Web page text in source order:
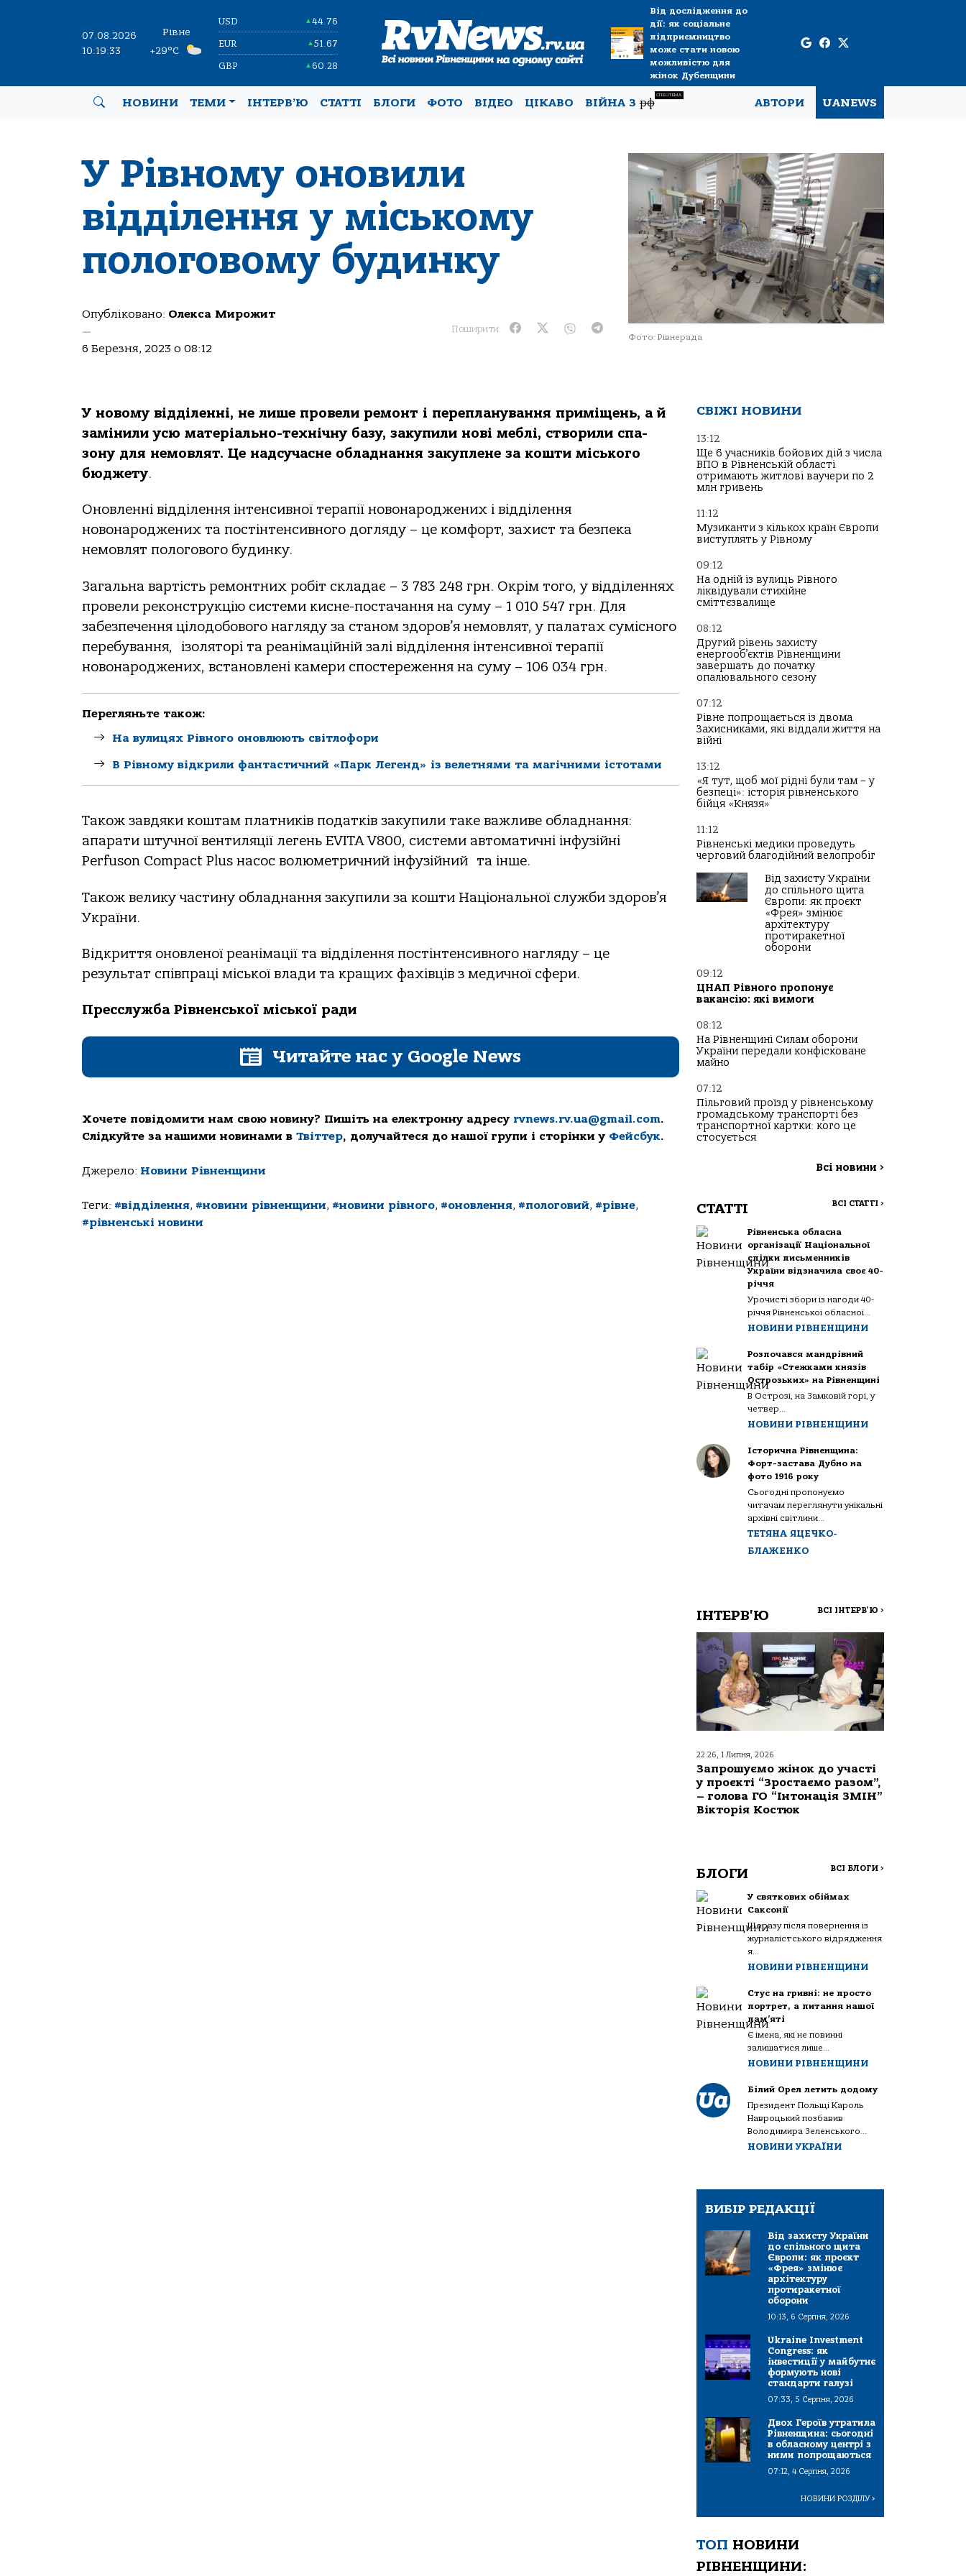
07.08.2026
10:19:33
Рівне
+29°C
USD ▲44.76
EUR ▲51.67
GBP ▲60.28
Від дослідження до
дії: як соціальне
підприємництво
може стати новою
можливістю для
жінок Дубенщини
НОВИНИ ТЕМИ ІНТЕРВ’Ю СТАТТІ БЛОГИ ФОТО ВІДЕО ЦІКАВО ВІЙНА Зрф
СПЕЦТЕМА
АВТОРИ UANEWS
У Рівному оновили
відділення у міському
пологовому будинку
Опубліковано: Олекса Мирожит
—
6 Березня, 2023 о 08:12
Поширити:
Фото: Рівнерада
У новому відділенні, не лише провели ремонт і перепланування приміщень, а й
замінили усю матеріально-технічну базу, закупили нові меблі, створили спа-
зону для немовлят. Це надсучасне обладнання закуплене за кошти міського
бюджету.
Оновленні відділення інтенсивної терапії новонароджених і відділення
новонароджених та постінтенсивного догляду – це комфорт, захист та безпека
немовлят пологового будинку.
Загальна вартість ремонтних робіт складає – 3 783 248 грн. Окрім того, у відділеннях
провели реконструкцію системи кисне-постачання на суму – 1 010 547 грн. Для
забезпечення цілодобового нагляду за станом здоров’я немовлят, у палатах сумісного
перебування, ізоляторі та реанімаційній залі відділення інтенсивної терапії
новонароджених, встановлені камери спостереження на суму – 106 034 грн.
Перегляньте також:
На вулицях Рівного оновлюють світлофори
В Рівному відкрили фантастичний «Парк Легенд» із велетнями та магічними істотами
Також завдяки коштам платників податків закупили таке важливе обладнання:
апарати штучної вентиляції легень EVITA V800, системи автоматичні інфузійні
Perfuson Compact Plus насос волюметричний інфузійний та інше.
Також велику частину обладнання закупили за кошти Національної служби здоров’я
України.
Відкриття оновленої реанімації та відділення постінтенсивного нагляду – це
результат співпраці міської влади та кращих фахівців з медичної сфери.
Пресслужба Рівненської міської ради
Читайте нас у Google News
Хочете повідомити нам свою новину? Пишіть на електронну адресу rvnews.rv.ua@gmail.com.
Слідкуйте за нашими новинами в Твіттер, долучайтеся до нашої групи і сторінки у Фейсбук.
Джерело: Новини Рівненщини
Теги: #відділення, #новини рівненщини, #новини рівного, #оновлення, #пологовий, #рівне,
#рівненські новини
СВІЖІ НОВИНИ
13:12
Ще 6 учасників бойових дій з числа
ВПО в Рівненській області
отримають житлові ваучери по 2
млн гривень
11:12
Музиканти з кількох країн Європи
виступлять у Рівному
09:12
На одній із вулиць Рівного
ліквідували стихійне
сміттєзвалище
08:12
Другий рівень захисту
енергооб’єктів Рівненщини
завершать до початку
опалювального сезону
07:12
Рівне попрощається із двома
Захисниками, які віддали життя на
війні
13:12
«Я тут, щоб мої рідні були там – у
безпеці»: історія рівненського
бійця «Князя»
11:12
Рівненські медики проведуть
черговий благодійний велопробіг
Від захисту України
до спільного щита
Європи: як проєкт
«Фрея» змінює
архітектуру
протиракетної
оборони
09:12
ЦНАП Рівного пропонує
вакансію: які вимоги
08:12
На Рівненщині Силам оборони
України передали конфісковане
майно
07:12
Пільговий проїзд у рівненському
громадському транспорті без
транспортної картки: кого це
стосується
Всі новини >
СТАТТІ ВСІ СТАТТІ >
Рівненська обласна
організації Національної
спілки письменників
України відзначила своє 40-
річчя
Урочисті збори із нагоди 40-
річчя Рівненської обласної...
НОВИНИ РІВНЕНЩИНИ
Розпочався мандрівний
табір «Стежками князів
Острозьких» на Рівненщині
В Острозі, на Замковій горі, у
четвер...
НОВИНИ РІВНЕНЩИНИ
Історична Рівненщина:
Форт-застава Дубно на
фото 1916 року
Сьогодні пропонуємо
читачам переглянути унікальні
архівні світлини...
ТЕТЯНА ЯЦЕЧКО-
БЛАЖЕНКО
ІНТЕРВ'Ю ВСІ ІНТЕРВ'Ю >
22:26, 1 Липня, 2026
Запрошуємо жінок до участі
у проєкті “Зростаємо разом”,
– голова ГО “Інтонація ЗМІН”
Вікторія Костюк
БЛОГИ ВСІ БЛОГИ >
У святкових обіймах
Саксонії
Щоразу після повернення із
журналістського відрядження
я...
НОВИНИ РІВНЕНЩИНИ
Стус на гривні: не просто
портрет, а питання нашої
пам’яті
Є імена, які не повинні
залишатися лише...
НОВИНИ РІВНЕНЩИНИ
Білий Орел летить додому
Президент Польщі Кароль
Навроцький позбавив
Володимира Зеленського...
НОВИНИ УКРАЇНИ
ВИБІР РЕДАКЦІЇ
Від захисту України
до спільного щита
Європи: як проєкт
«Фрея» змінює
архітектуру
протиракетної
оборони
10:13, 6 Серпня, 2026
Ukraine Investment
Congress: як
інвестиції у майбутнє
формують нові
стандарти галузі
07:33, 5 Серпня, 2026
Двох Героїв утратила
Рівненщина: сьогодні
в обласному центрі з
ними попрощаються
07:12, 4 Серпня, 2026
НОВИНИ РОЗДІЛУ>
ТОП НОВИНИ
РІВНЕНЩИНИ: